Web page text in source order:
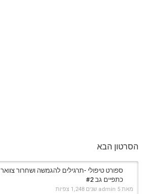
הסרטון הבא
ספורט טיפולי -תרגילים להגמשה ושחרור צוואר
כתפיים גב #2
מאת admin 5 שנים 1,248 צפיות